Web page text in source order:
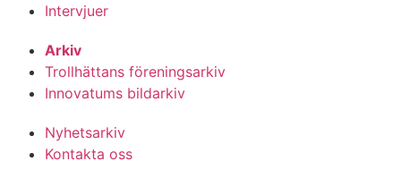
Intervjuer
Arkiv
Trollhättans föreningsarkiv
Innovatums bildarkiv
Nyhetsarkiv
Kontakta oss